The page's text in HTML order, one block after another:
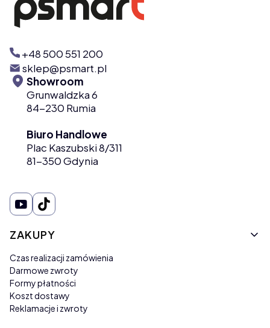
+48 500 551 200
sklep@psmart.pl
Showroom
Grunwaldzka 6
84-230 Rumia
Biuro Handlowe
Plac Kaszubski 8/311
81-350 Gdynia
Linki w stopce
ZAKUPY
Czas realizacji zamówienia
Darmowe zwroty
Formy płatności
Koszt dostawy
Reklamacje i zwroty